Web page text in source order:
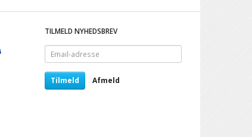
TILMELD NYHEDSBREV
Email-
adresse
Tilmeld Afmeld